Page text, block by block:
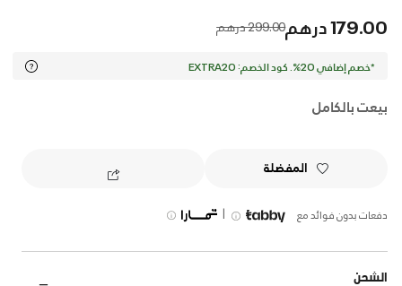
179.00 درهم Price reduced from
299.00 درهم to
*خصم إضافي 20%. كود الخصم: EXTRA20
بيعت بالكامل
المفضلة
دفعات بدون فوائد مع |
الشحن